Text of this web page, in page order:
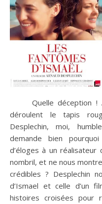
Quelle déception
déroulent le tapis
Desplechin, moi,
demande bien
d’éloges à un
nombril, et ne nous
crédibles ? Desplechin
d’Ismael et celle d’un
histoires croisées pour